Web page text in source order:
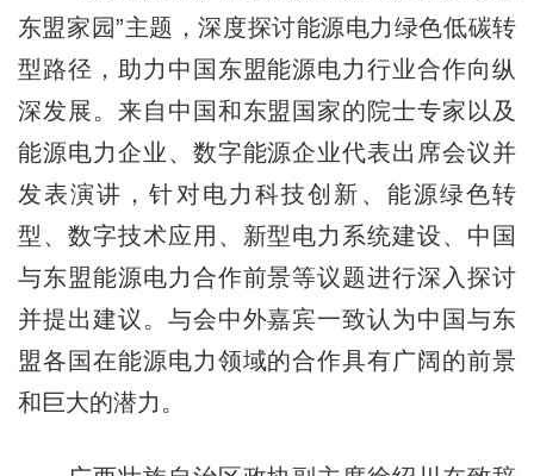
东盟家园”主题，深度探讨能源电力绿色低碳转
型路径，助力中国东盟能源电力行业合作向纵
深发展。来自中国和东盟国家的院士专家以及
能源电力企业、数字能源企业代表出席会议并
发表演讲，针对电力科技创新、能源绿色转
型、数字技术应用、新型电力系统建设、中国
与东盟能源电力合作前景等议题进行深入探讨
并提出建议。与会中外嘉宾一致认为中国与东
盟各国在能源电力领域的合作具有广阔的前景
和巨大的潜力。